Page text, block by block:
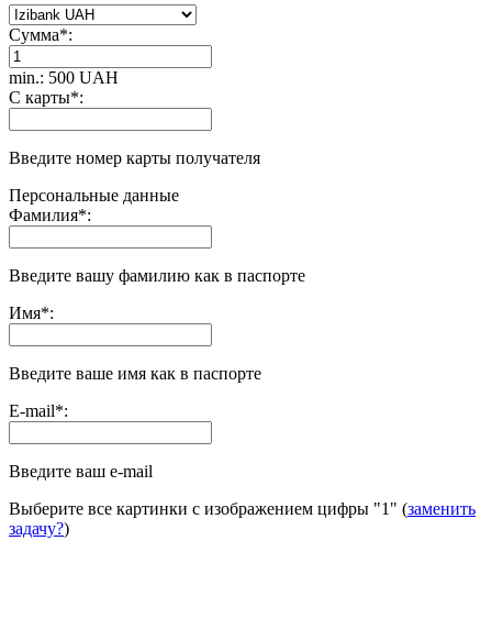
Сумма*:
min.: 500 UAH
С карты*:
Введите номер карты получателя
Персональные данные
Фамилия*:
Введите вашу фамилию как в паспорте
Имя*:
Введите ваше имя как в паспорте
E-mail*:
Введите ваш e-mail
Выберите все картинки с изображением цифры "1" (заменить
задачу?)